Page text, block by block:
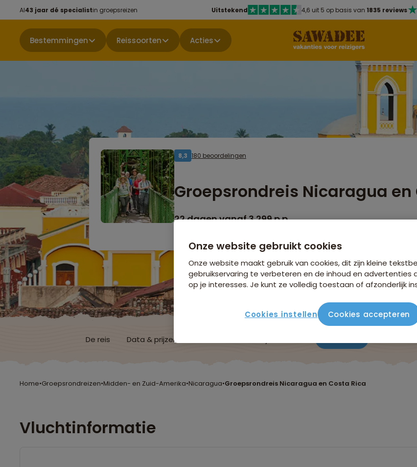
Al43 jaar dé specialistin groepsreizen Uitstekend 4,6 uit 5 op basis van 1835 reviews
Bestemmingen Reissoorten Acties
8,3 180 beoordelingen
Groepsrondreis Nicaragua en
22 dagen vanaf 3.299 p.p.
De reis Data & prijzen
Home•Groepsrondreizen•Midden- en Zuid-Amerika•Nicaragua•Groepsrondreis Nicaragua en Costa Rica
Vluchtinformatie
Onze website gebruikt cookies
Onze website maakt gebruik van cookies, dit zijn kleine
gebruikservaring te verbeteren en de inhoud en advertenties
op je interesses. Je kunt ze volledig toestaan of afzonderlijk
Cookies instellen Cookies accepteren